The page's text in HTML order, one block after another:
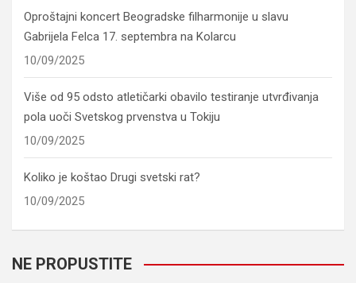
Oproštajni koncert Beogradske filharmonije u slavu
Gabrijela Felca 17. septembra na Kolarcu
10/09/2025
Više od 95 odsto atletičarki obavilo testiranje utvrđivanja
pola uoči Svetskog prvenstva u Tokiju
10/09/2025
Koliko je koštao Drugi svetski rat?
10/09/2025
NE PROPUSTITE